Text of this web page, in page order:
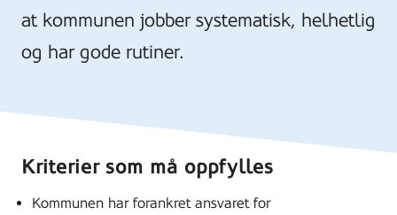
at kommunen jobber systematisk, helhetlig
og har gode rutiner.
Kriterier som må oppfylles
Kommunen har forankret ansvaret for